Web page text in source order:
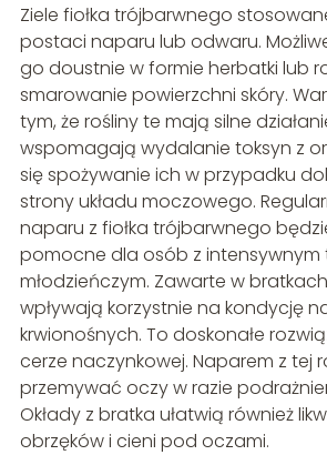
Ziele fiołka trójbarwnego
postaci naparu lub odwaru.
go doustnie w formie herbatki lub
smarowanie powierzchni skóry.
tym, że rośliny te mają silne
wspomagają wydalanie toksyn z
się spożywanie ich w przypadku
strony układu moczowego.
naparu z fiołka trójbarwnego
pomocne dla osób z intensywnym
młodzieńczym. Zawarte w
wpływają korzystnie na kondycję
krwionośnych. To doskonałe
cerze naczynkowej. Naparem z tej
przemywać oczy w razie
Okłady z bratka ułatwią również
obrzęków i cieni pod oczami.